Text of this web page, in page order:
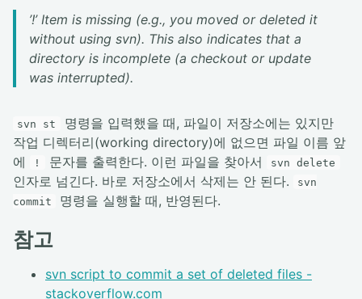
’!’ Item is missing (e.g., you moved or deleted it
without using svn). This also indicates that a
directory is incomplete (a checkout or update
was interrupted).
svn st
명령을 입력했을 때, 파일이 저장소에는 있지만
작업 디렉터리(working directory)에 없으면 파일 이름 앞
에
! 문자를 출력한다. 이런 파일을 찾아서 svn delete
인자로 넘긴다. 바로 저장소에서 삭제는 안 된다.
svn
commit
명령을 실행할 때, 반영된다.
참고
svn script to commit a set of deleted files -
stackoverflow.com